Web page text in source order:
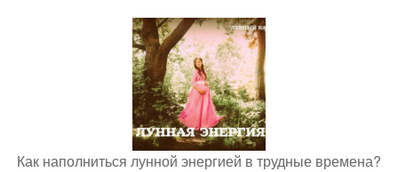
Как наполниться лунной энергией в трудные времена?